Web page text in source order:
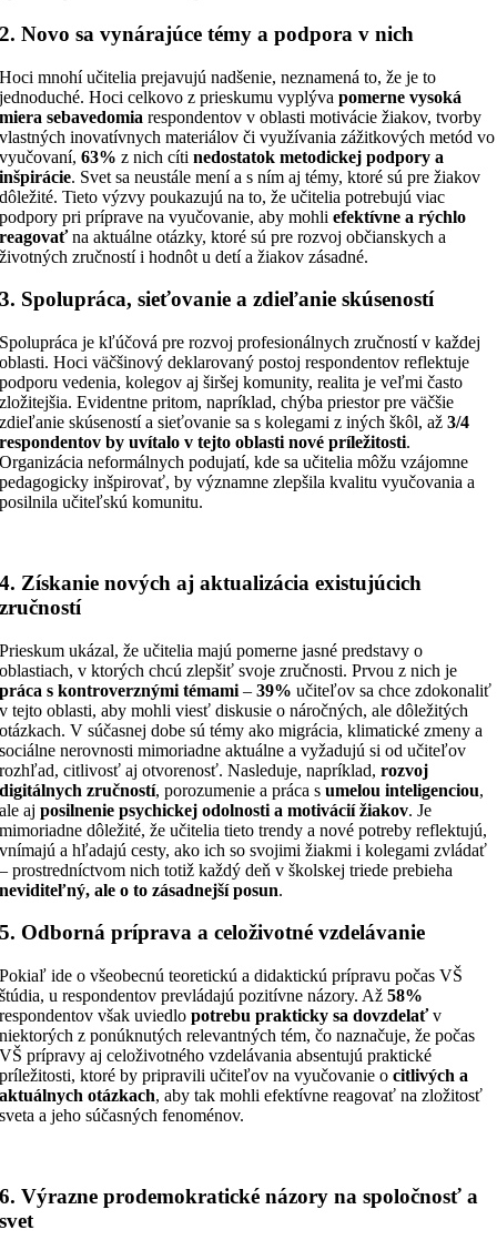
2. Novo sa vynárajúce témy a podpora v nich
Hoci mnohí učitelia prejavujú nadšenie, neznamená to, že je to
jednoduché. Hoci celkovo z prieskumu vyplývapomerne vysoká
miera sebavedomia respondentov v oblasti motivácie žiakov, tvorby
vlastných inovatívnych materiálov či využívania zážitkových metód vo
vyučovaní,63% z nich cítinedostatok metodickej podpory a
inšpirácie. Svet sa neustále mení a s ním aj témy, ktoré sú pre žiakov
dôležité. Tieto výzvy poukazujú na to, že učitelia potrebujú viac
podpory pri príprave na vyučovanie, aby mohliefektívne a rýchlo
reagovaťna aktuálne otázky, ktoré sú pre rozvoj občianskych a
životných zručností i hodnôt u detí a žiakov zásadné.
3. Spolupráca, sieťovanie a zdieľanie skúseností
Spolupráca je kľúčová pre rozvoj profesionálnych zručností v každej
oblasti. Hoci väčšinový deklarovaný postoj respondentov reflektuje
podporu vedenia, kolegov aj širšej komunity, realita je veľmi často
zložitejšia. Evidentne pritom, napríklad, chýba priestor pre väčšie
zdieľanie skúseností a sieťovanie sa s kolegami z iných škôl, až3/4
respondentov by uvítalo v tejto oblasti nové príležitosti.
Organizácia neformálnych podujatí, kde sa učitelia môžu vzájomne
pedagogicky inšpirovať, by významne zlepšila kvalitu vyučovania a
posilnila učiteľskú komunitu.
4. Získanie nových aj aktualizácia existujúcich
zručností
Prieskum ukázal, že učitelia majú pomerne jasné predstavy o
oblastiach, v ktorých chcú zlepšiť svoje zručnosti. Prvou z nich je
práca s kontroverznými témami –39% učiteľov sa chce zdokonaliť
v tejto oblasti, aby mohli viesť diskusie o náročných, ale dôležitých
otázkach. V súčasnej dobe sú témy ako migrácia, klimatické zmeny a
sociálne nerovnosti mimoriadne aktuálne a vyžadujú si od učiteľov
rozhľad, citlivosť aj otvorenosť. Nasleduje, napríklad,rozvoj
digitálnych zručností, porozumenie a práca sumelou inteligenciou,
ale ajposilnenie psychickej odolnosti a motivácií žiakov. Je
mimoriadne dôležité, že učitelia tieto trendy a nové potreby reflektujú,
vnímajú a hľadajú cesty, ako ich so svojimi žiakmi i kolegami zvládať
– prostredníctvom nich totiž každý deň v školskej triede prebieha
neviditeľný, ale o to zásadnejší posun.
5. Odborná príprava a celoživotné vzdelávanie
Pokiaľ ide o všeobecnú teoretickú a didaktickú prípravu počas VŠ
štúdia, u respondentov prevládajú pozitívne názory. Až58%
respondentov však uviedlopotrebu prakticky sa dovzdelaťv
niektorých z ponúknutých relevantných tém, čo naznačuje, že počas
VŠ prípravy aj celoživotného vzdelávania absentujú praktické
príležitosti, ktoré by pripravili učiteľov na vyučovanie ocitlivých a
aktuálnych otázkach, aby tak mohli efektívne reagovať na zložitosť
sveta a jeho súčasných fenoménov.
6. Výrazne prodemokratické názory na spoločnosť a
svet